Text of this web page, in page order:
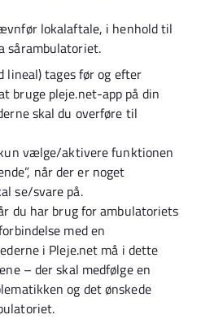
lokalaftale, i henhold til
sårambulatoriet.
lineal) tages før og efter
bruge pleje.net-app på din
skal du overføre til
vælge/aktivere funktionen
når der er noget
se/svare på.
du har brug for ambulatoriets
med en
i Pleje.net må i dette
– der skal medfølge en
og det ønskede